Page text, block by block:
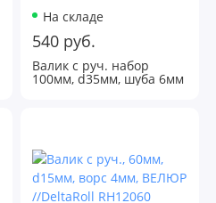
На складе
540 руб.
Валик с руч. набор
100мм, d35мм, шуба 6мм